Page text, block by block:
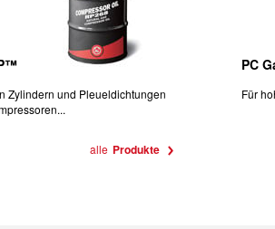
Zylindern und Pleueldichtungen
alle Produkte
PC
Für